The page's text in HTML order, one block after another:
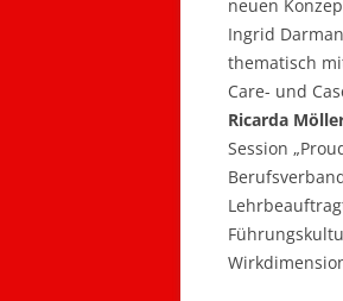
neuen
Ingrid
thematisch
Care- und
Ricarda
Session